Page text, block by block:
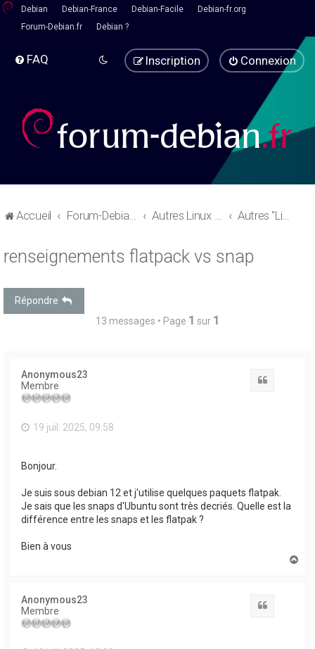
Debian Debian-France Debian-Facile
Debian-fr.org
Forum-Debian.fr
Debian ?
FAQ Connexion
Inscription
Accueil Forum-Debian.fr Autres Linux - Pause café Autres "Linux" basées sur debian
renseignements flatpack vs snap
Répondre
13 messages • Page 1 sur 1
Anonymous23
Membre
19 juil. 2025, 09:58
Bonjour.
Je suis sous debian 12 et j'utilise quelques paquets flatpak.
Je sais que les snaps d'Ubuntu sont très decriés. Quelle est la
différence entre les snaps et les flatpak ?
Bien à vous
Anonymous23
Membre